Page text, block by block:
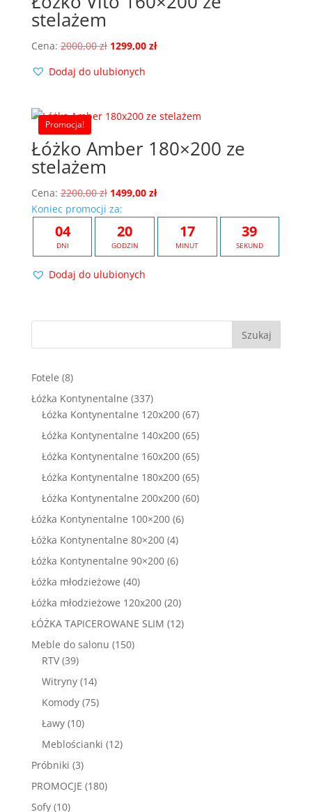
stelażem
Cena: 2000,00zł Pierwotna
wynosiła:
1299,00 złAktualna
Dodaj do ulubionych
Promocja!
Łóżko Amber 180×200 ze
stelażem
Cena: 2200,00zł Pierwotna
cena
wynosiła:
2200,00 zł.
1499,00 złAktualna
wynosi:
1499,00 zł.
Koniec promocji za:
04
DNI
20
GODZIN
17
MINUT
38
SEKUND
Dodaj do ulubionych
Szukaj
Fotele 88
produktów
Łóżka Kontynentalne 337337
produktów
Łóżka Kontynentalne 120x200 6767
produktów
Łóżka Kontynentalne 140x200 6565
produktów
Łóżka Kontynentalne 160x200 6565
produktów
Łóżka Kontynentalne 180x200 6565
produktów
Łóżka Kontynentalne 200x200 6060
Łóżka Kontynentalne 100×200 66
Łóżka Kontynentalne 80×200 44
produkty
Łóżka Kontynentalne 90×200 66
Łóżka młodzieżowe 4040
produktów
Łóżka młodzieżowe 120x200 2020
produktów
ŁÓŻKA TAPICEROWANE SLIM 1212
Meble do salonu 150150
RTV 3939
produktów
Witryny 1414
produktów
Komody 7575
Ławy 1010
produktów
Meblościanki 1212
Próbniki 33
produkty
PROMOCJE 180180
Sofy 1010